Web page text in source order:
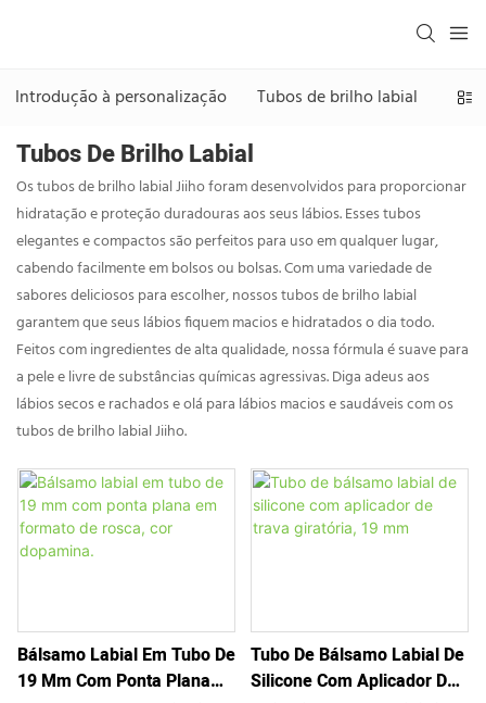
Introdução à personalização Tubos de brilho labial
Tubos De Brilho Labial
Os tubos de brilho labial Jiiho foram desenvolvidos para proporcionar
hidratação e proteção duradouras aos seus lábios. Esses tubos
elegantes e compactos são perfeitos para uso em qualquer lugar,
cabendo facilmente em bolsos ou bolsas. Com uma variedade de
sabores deliciosos para escolher, nossos tubos de brilho labial
garantem que seus lábios fiquem macios e hidratados o dia todo.
Feitos com ingredientes de alta qualidade, nossa fórmula é suave para
a pele e livre de substâncias químicas agressivas. Diga adeus aos
lábios secos e rachados e olá para lábios macios e saudáveis ​​com os
tubos de brilho labial Jiiho.
Bálsamo Labial Em Tubo De
19 Mm Com Ponta Plana
Tubo De Bálsamo Labial De
Silicone Com Aplicador De